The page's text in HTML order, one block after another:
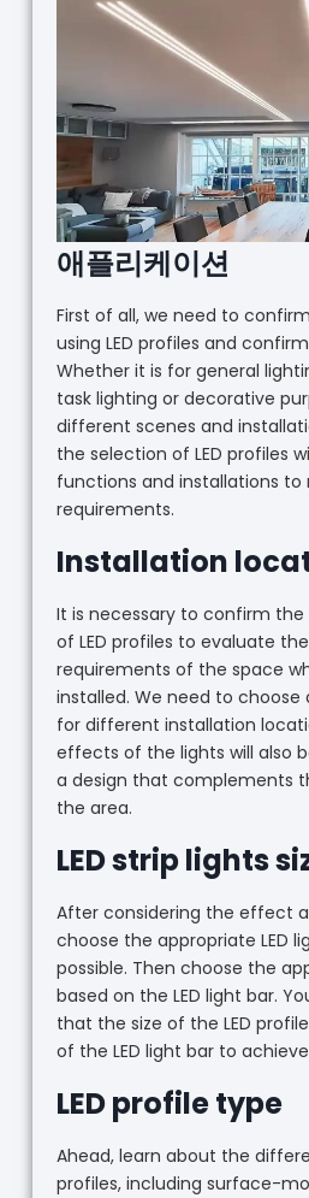
애플리케이션
First of all, we need to
using LED profiles and
Whether it is for general
task lighting or decorative
different scenes and
the selection of LED profiles
functions and installations
requirements.
Installation
It is necessary to confirm
of LED profiles to evaluate
requirements of the space
installed. We need to choose
for different installation
effects of the lights will also
a design that complements
the area.
LED strip lights
After considering the effect
choose the appropriate LED
possible. Then choose the
based on the LED light bar.
that the size of the LED
of the LED light bar to
LED profile type
Ahead, learn about the
profiles, including surface-